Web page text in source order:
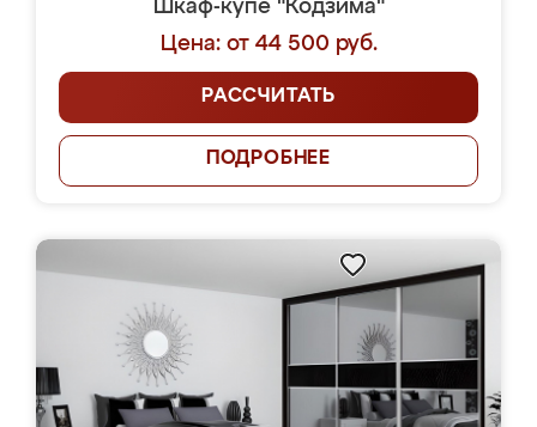
Шкаф-купе "Кодзима"
Цена: от 44 500 руб.
РАССЧИТАТЬ
ПОДРОБНЕЕ